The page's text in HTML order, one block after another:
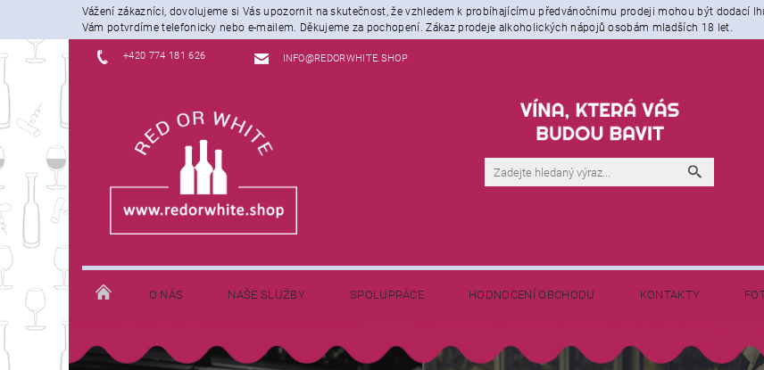
Vážení zákazníci, dovolujeme si Vás upozornit na skutečnost, že vzhledem k probíhajícímu předvánočnímu prodeji mohou být dodací
Vám potvrdíme telefonicky nebo e-mailem. Děkujeme za pochopení. Zákaz prodeje alkoholických nápojů osobám mladších 18 let.
+420 774 181 626 INFO@REDORWHITE.SHOP
O NÁS NAŠE SLUŽBY SPOLUPRÁCE HODNOCENÍ OBCHODU KONTAKTY